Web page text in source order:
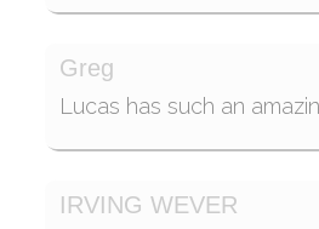
localise rapidement la
immédiatement son
prix. Lucas lâche sa bite
court combat de bites, il
se rend vite compte que
Greg
Lucas has such an
IRVING WEVER